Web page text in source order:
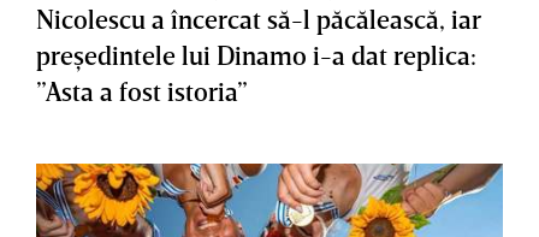
Nicolescu a încercat să-l păcălească, iar
preşedintele lui Dinamo i-a dat replica:
”Asta a fost istoria”